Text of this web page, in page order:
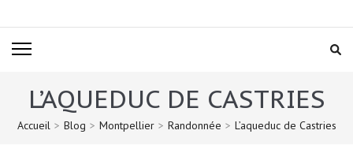
L’AQUEDUC DE CASTRIES
Accueil > Blog > Montpellier > Randonnée > L’aqueduc de Castries